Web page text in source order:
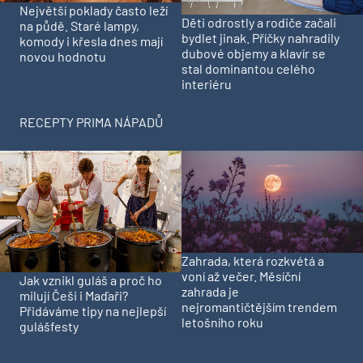
Největší poklady často leží
na půdě. Staré lampy,
komody i křesla dnes mají
novou hodnotu
Děti odrostly a rodiče začali
bydlet jinak. Příčky nahradily
dubové objemy a klavír se
stal dominantou celého
interiéru
RECEPTY PRIMA NÁPADŮ
Jak vznikl guláš a proč ho
milují Češi i Maďaři?
Přidáváme tipy na nejlepší
gulášfesty
Zahrada, která rozkvétá a
voní až večer. Měsíční
zahrada je
nejromantičtějším trendem
letošního roku